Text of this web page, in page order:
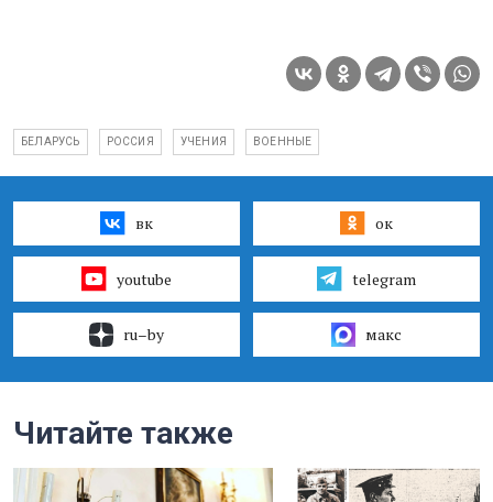
БЕЛАРУСЬ РОССИЯ УЧЕНИЯ ВОЕННЫЕ
вк ок
youtube telegram
ru–by макс
Читайте также